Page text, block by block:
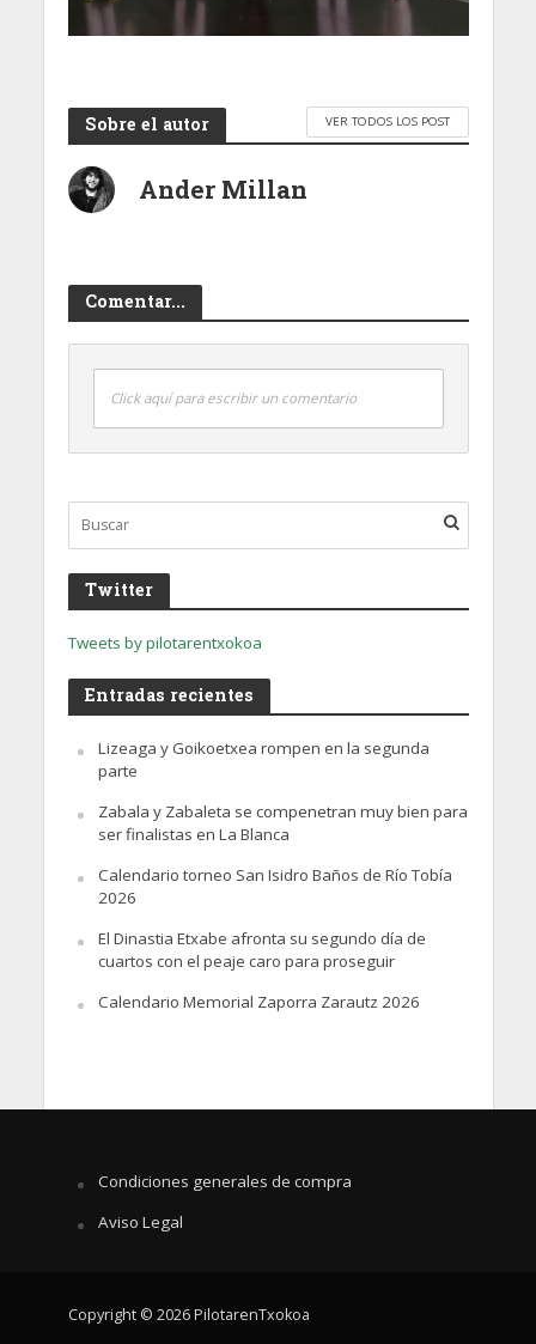
Sobre el autor VER TODOS LOS POST
Ander Millan
Comentar...
Click aquí para escribir un comentario
Twitter
Tweets by pilotarentxokoa
Entradas recientes
Lizeaga y Goikoetxea rompen en la segunda
parte
Zabala y Zabaleta se compenetran muy bien para
ser finalistas en La Blanca
Calendario torneo San Isidro Baños de Río Tobía
2026
El Dinastia Etxabe afronta su segundo día de
cuartos con el peaje caro para proseguir
Calendario Memorial Zaporra Zarautz 2026
Condiciones generales de compra
Aviso Legal
Copyright © 2026 PilotarenTxokoa